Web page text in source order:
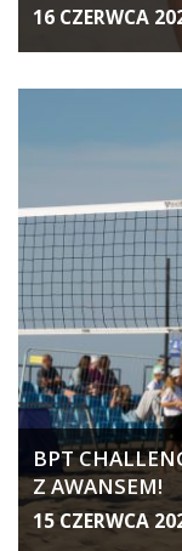
16 CZERWCA
BPT
Z AWANSEM!
15 CZERWCA